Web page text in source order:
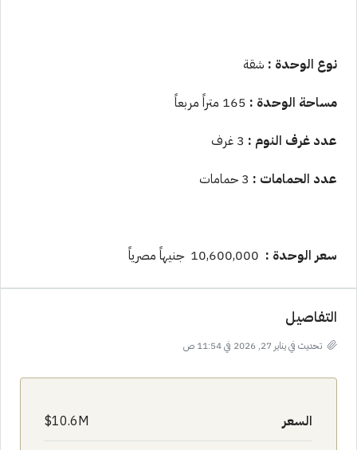
نوع الوحدة : شقة
مساحة الوحدة :
عدد غرف النوم : 3 غرف
عدد الحمامات : 3 حمامات
سعر الوحدة : 10,600,000 جنيهاً مصرياً
التفاصيل
تحديث في يناير 27, 2026 في 11:54 ص
السعر 10.6M$